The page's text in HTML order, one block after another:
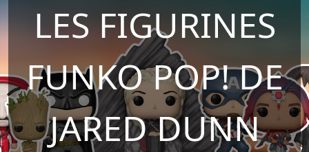
LES FIGURINES
FUNKO POP! DE
JARED DUNN